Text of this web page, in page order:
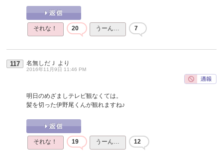
それな！ 20 うーん… 7
117 名無しだＪ より
2016年11月9日 11:46 PM
明日のめざましテレビ観なくては。
髪を切った伊野尾くんが観れますね♪
それな！ 19 うーん… 12